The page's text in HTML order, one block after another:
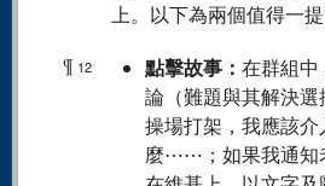
上。以下為兩個值得一
¶ 12 點擊故事： 在群組中
論（難題與其解決
操場打架，我應該
麼⋯⋯；如果我通知